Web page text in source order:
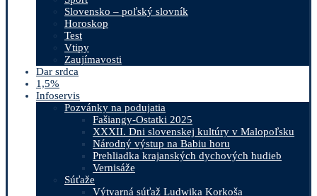
Slovensko – poľský slovník
Horoskop
Test
Vtipy
Zaujímavosti
Dar srdca
1,5%
Infoservis
Pozvánky na podujatia
Fašiangy-Ostatki 2025
XXXII. Dni slovenskej kultúry v Malopoľsku
Národný výstup na Babiu horu
Prehliadka krajanských dychových hudieb
Vernisáže
Súťaže
Výtvarná súťaž Ludwika Korkoša